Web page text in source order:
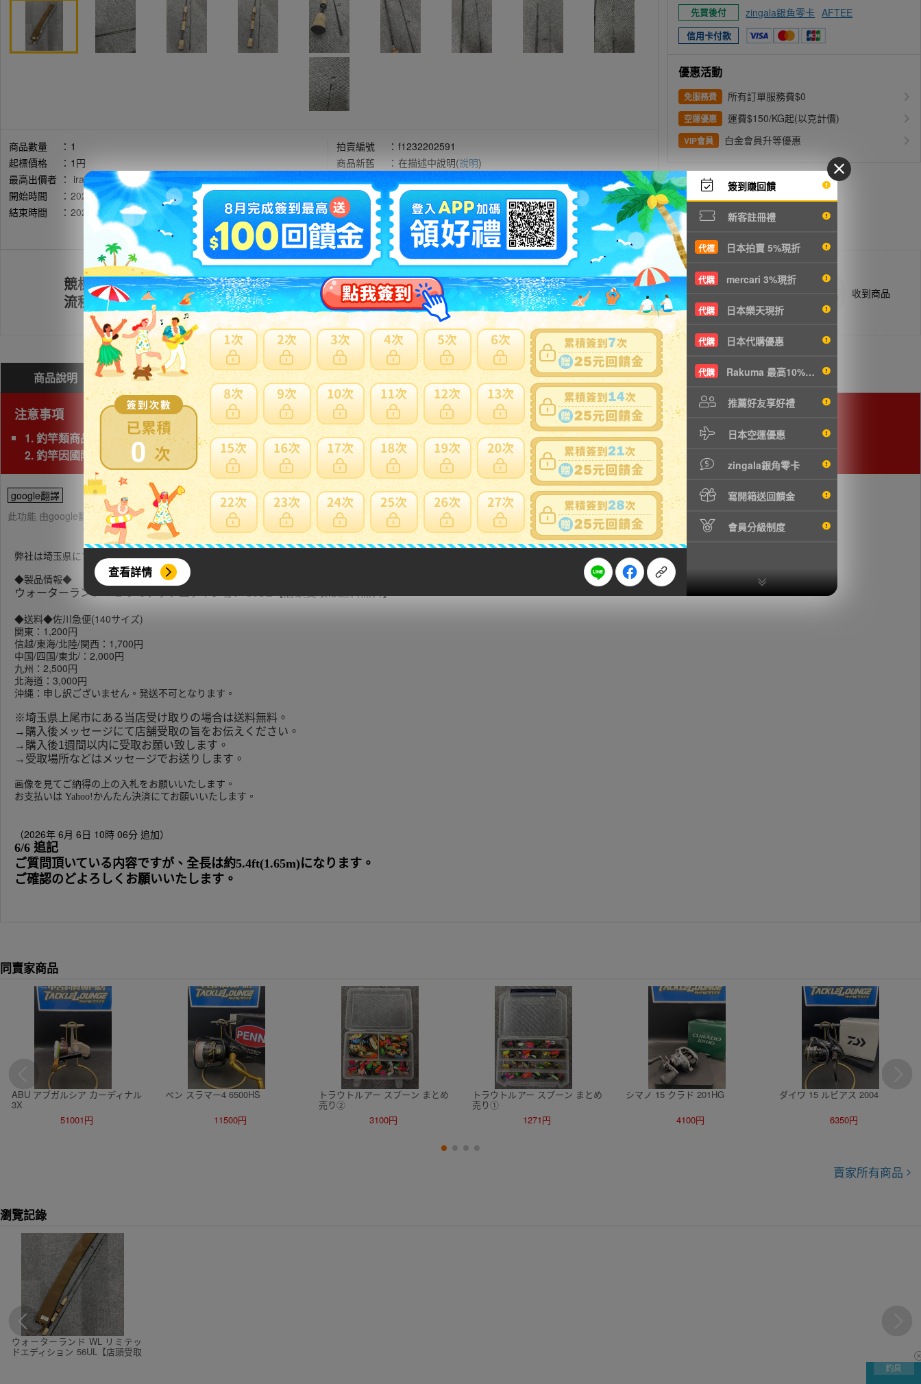
0
查看詳情
簽到賺回饋
新客註冊禮
代標 日本拍賣 5%現折
代購 mercari 3%現折
代購 日本樂天現折
代購 日本代購優惠
代購 Rakuma 最高10%現折
推薦好友享好禮
日本空運優惠
zingala銀角零卡
寫開箱送回饋金
會員分級制度
商品數量 ： 1
起標價格
： 1円
最高出價者 ： ira******** / 評價:465
開始時間
： 2026年06月03日 12時39分(台灣時間)
結束時間
： 2026年06月10日 19時36分(台灣時間)
拍賣編號 ： f1232202591
商品新舊
： 在描述中說明(說明)
自動延長
：有
認証限制
： 否
提前結束
： 有
可否退貨
： 否
先買後付 zingala銀角零卡 AFTEE
信用卡付款
優惠活動
免服務費 所有訂單服務費$0
空運優惠 運費$150/KG起(以克計價)
VIP會員 白金會員升等優惠
競標
流程
註冊會員 出價競標 得標填寫委託單 商品抵台通知出貨 收到商品
商品說明 問與答(1) 費用試算 問題商品反映流程
注意事項
1. 釣竿類商品，若三邊長度總和超過180cm以上為大型商品，使用空運會產生材積費用與其他費用，使用海運則無其他費用。
2. 釣竿因國際運送經常發生破損，因此若非紙箱包裝，日本會主動加一個紙箱包裝，會增加國際運費。
google翻譯
此功能 由google翻譯提供參考，樂淘不保證翻譯內容之正確性，詳細問題說明請使用商品問與答
弊社は埼玉県にて釣具の買取販売店を運営しております。
◆製品情報◆
ウォーターランド WL リミテッドエディション 56UL
◆送料◆佐川急便(140サイズ)
関東：1,200円
信越/東海/北陸/関西：1,700円
中国/四国/東北/：2,000円
九州：2,500円
北海道：3,000円
沖縄：申し訳ございません。発送不可となります。
※埼玉県上尾市にある当店受け取りの場合は送料無料。
→購入後メッセージにて店舗受取の旨をお伝えください。
→購入後1週間以内に受取お願い致します。
→受取場所などはメッセージでお送りします。
画像を見てご納得の上の入札をお願いいたします。
お支払いは Yahoo!かんたん決済にてお願いいたします。
（2026年 6月 6日 10時 06分 追加）
6/6 追記
ご質問頂いている内容ですが、全長は約5.4ft(1.65m)になります。
ご確認のどよろしくお願いいたします。
同賣家商品
ABU アブガルシア カーディナル
3X
51001円
ペン スラマー4 6500HS
11500円
トラウトルアー スプーン まとめ
売り②
3100円
トラウトルアー スプーン まとめ
売り①
1271円
シマノ 15 クラド 201HG
4100円
ダイワ 15 ルビアス 2004
6350円
賣家所有商品
瀏覽記錄
ウォーターランド WL リミテッ
ドエディション 56UL【店頭受取